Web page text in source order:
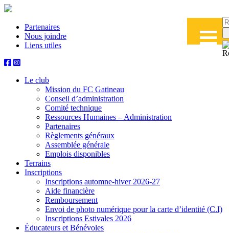
Partenaires
Nous joindre
Liens utiles
Le club
Mission du FC Gatineau
Conseil d’administration
Comité technique
Ressources Humaines – Administration
Partenaires
Règlements généraux
Assemblée générale
Emplois disponibles
Terrains
Inscriptions
Inscriptions automne-hiver 2026-27
Aide financière
Remboursement
Envoi de photo numérique pour la carte d’identité (C.I)
Inscriptions Estivales 2026
Éducateurs et Bénévoles